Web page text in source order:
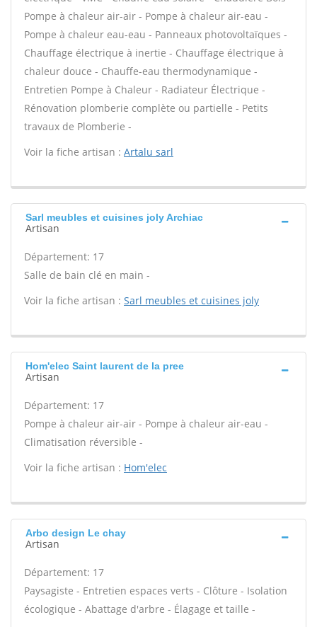
Pompe à chaleur air-air - Pompe à chaleur air-eau -
Pompe à chaleur eau-eau - Panneaux photovoltaïques -
Chauffage électrique à inertie - Chauffage électrique à
chaleur douce - Chauffe-eau thermodynamique -
Entretien Pompe à Chaleur - Radiateur Électrique -
Rénovation plomberie complète ou partielle - Petits
travaux de Plomberie -
Voir la fiche artisan : Artalu sarl
Sarl meubles et cuisines joly Archiac
Artisan
Département: 17
Salle de bain clé en main -
Voir la fiche artisan : Sarl meubles et cuisines joly
Hom'elec Saint laurent de la pree
Artisan
Département: 17
Pompe à chaleur air-air - Pompe à chaleur air-eau -
Climatisation réversible -
Voir la fiche artisan : Hom'elec
Arbo design Le chay
Artisan
Département: 17
Paysagiste - Entretien espaces verts - Clôture - Isolation
écologique - Abattage d'arbre - Élagage et taille -